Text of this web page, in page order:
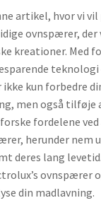
artikel, hvor vi
ovnspærer,
kreationer. Med
kun forbedre
men også
fordelene
herunder nem
deres lang levetid.
ovnspærer
din madlavning.